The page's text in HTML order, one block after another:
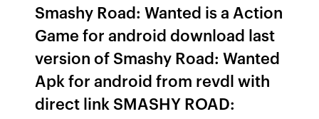
Smashy Road: Wanted is a Action
Game for android download last
version of Smashy Road: Wanted
Apk for android from revdl with
direct link SMASHY ROAD: